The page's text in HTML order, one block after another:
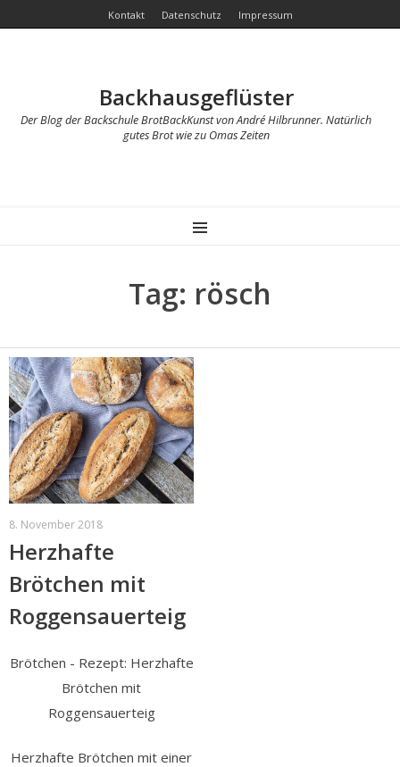
Kontakt Datenschutz Impressum
Backhausgeflüster
Der Blog der Backschule BrotBackKunst von André Hilbrunner. Natürlich
gutes Brot wie zu Omas Zeiten
MENU
Tag: rösch
8. November 2018
Herzhafte
Brötchen mit
Roggensauerteig
Brötchen - Rezept: Herzhafte
Brötchen mit
Roggensauerteig
Herzhafte Brötchen mit einer